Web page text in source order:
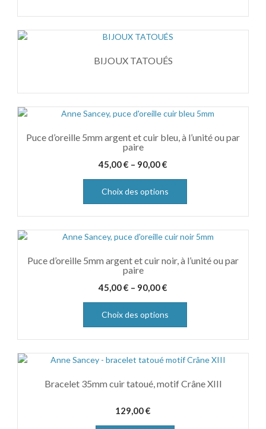
BIJOUX TATOUÉS
Puce d’oreille 5mm argent et cuir bleu, à l’unité ou par
paire
45,00€ – 90,00€
Choix des options
Puce d’oreille 5mm argent et cuir noir, à l’unité ou par
paire
45,00€ – 90,00€
Choix des options
Bracelet 35mm cuir tatoué, motif Crâne XIII
129,00€